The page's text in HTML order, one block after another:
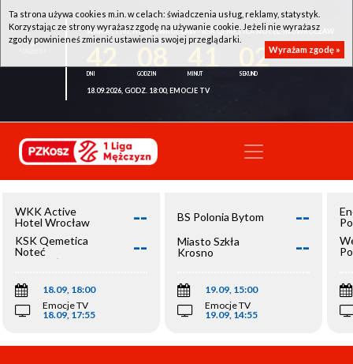
WKK ACTIVE HOTEL WROCŁAW - KSK QEMETICA NOTEĆ INOWROCŁAW
02
18.09.2026, GODZ. 18:00, EMOCJE TV
WKK Active
Hotel Wrocław
--
KSK Qemetica
Noteć
Inowrocław
--
18.09, 18:00
Emocje TV
18.09, 17:55
BS Polonia Bytom --
Miasto Szkła
Krosno
--
19.09, 15:00
Emocje TV
19.09, 14:55
Ta strona używa cookies m.in. w celach: świadczenia usług, reklamy, statystyk.
Korzystając ze strony wyrażasz zgodę na używanie cookie. Jeżeli nie wyrażasz
zgody powinieneś zmienić ustawienia swojej przeglądarki.
Wyrażam zgodę »